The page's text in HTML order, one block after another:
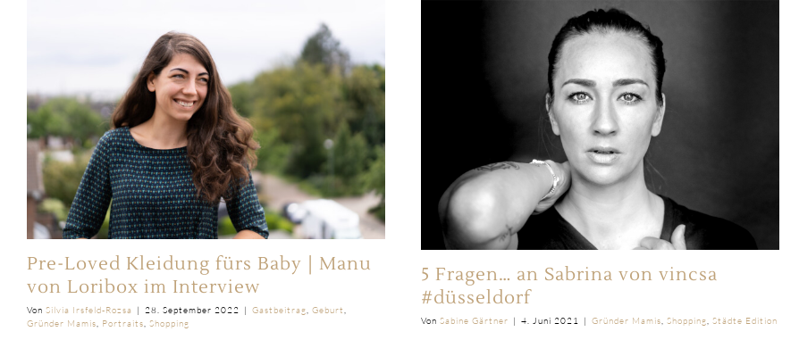
Pre-Loved Kleidung fürs Baby | Manu
von Loribox im Interview
Von Silvia Irsfeld-Rozsa | 28. September 2022 | Gastbeitrag Geburt
Gründer Mamis
Portraits Shopping
5 Fragen… an Sabrina von vincsa
#düsseldorf
Von Sabine Gärtner | 4. Juni 2021 | Gründer Mamis, Shopping, Städte Edition